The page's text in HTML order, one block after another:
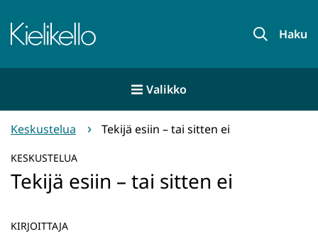
sisältöön
Etusivu Haku
Valikko
Keskustelua Tekijä esiin – tai sitten ei
KESKUSTELUA
Tekijä esiin – tai sitten ei
KIRJOITTAJA